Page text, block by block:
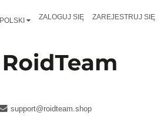
POLSKI ZALOGUJ SIĘ ZAREJESTRUJ SIĘ
support@roidteam.shop